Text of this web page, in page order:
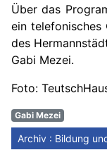
Über das
ein telefonisches
des
Gabi Mezei.
Foto:
Gabi Mezei
Archiv : Bildung